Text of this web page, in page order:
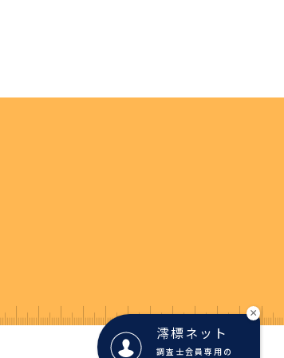
澪標ネット
調査士会員専用の
×